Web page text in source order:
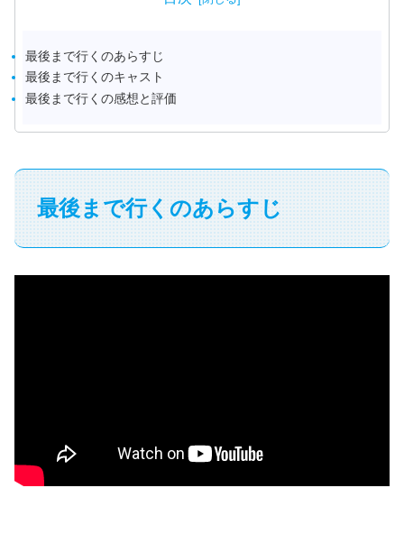
最後まで行くのあらすじ
最後まで行くのキャスト
最後まで行くの感想と評価
最後まで行くのあらすじ